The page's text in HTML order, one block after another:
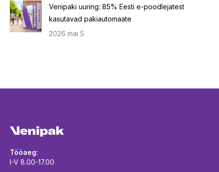
Venipaki uuring: 85% Eesti e-poodlejatest
kasutavad pakiautomaate
2026 mai 5
Tööaeg:
I-V 8.00-17.00